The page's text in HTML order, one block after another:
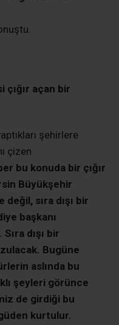
çığır açan bir
şehirlere
çizen
bu konuda bir çığır
Büyükşehir
sıra dışı bir
başkanı
dışı bir
Bugüne
aslında bu
şeyleri görünce
de girdiği bu
kurtulur.